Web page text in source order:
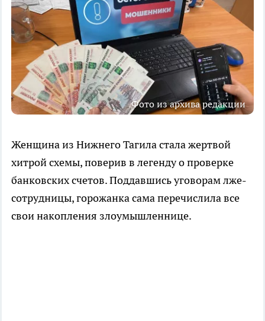
Фото из архива редакции
Женщина из Нижнего Тагила стала жертвой
хитрой схемы, поверив в легенду о проверке
банковских счетов. Поддавшись уговорам лже-
сотрудницы, горожанка сама перечислила все
свои накопления злоумышленнице.